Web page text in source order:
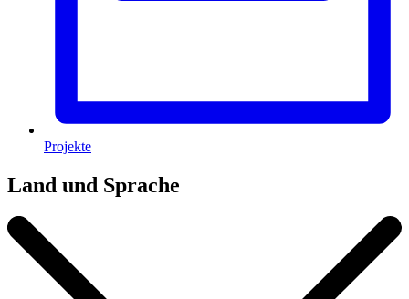
Projekte
Land und Sprache